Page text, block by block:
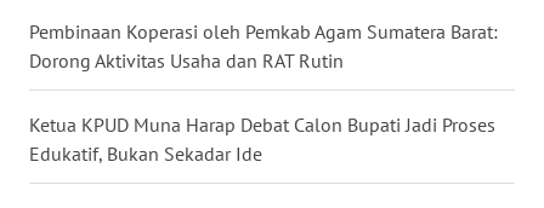
Pembinaan Koperasi oleh Pemkab Agam Sumatera Barat:
Dorong Aktivitas Usaha dan RAT Rutin
Ketua KPUD Muna Harap Debat Calon Bupati Jadi Proses
Edukatif, Bukan Sekadar Ide
KALTARA
WN
KALSEL